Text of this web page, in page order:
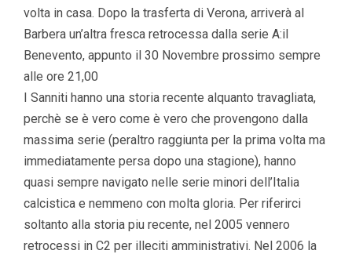
volta in casa. Dopo la trasferta di Verona, arriverà al
Barbera un’altra fresca retrocessa dalla serie A:il
Benevento, appunto il 30 Novembre prossimo sempre
alle ore 21,00
I Sanniti hanno una storia recente alquanto travagliata,
perchè se è vero come è vero che provengono dalla
massima serie (peraltro raggiunta per la prima volta ma
immediatamente persa dopo una stagione), hanno
quasi sempre navigato nelle serie minori dell’Italia
calcistica e nemmeno con molta gloria. Per riferirci
soltanto alla storia piu recente, nel 2005 vennero
retrocessi in C2 per illeciti amministrativi. Nel 2006 la